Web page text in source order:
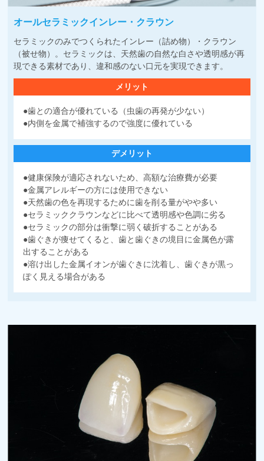
オールセラミックインレー・クラウン
セラミックのみでつくられたインレー（詰め物）・クラウン
（被せ物）。セラミックは、天然歯の自然な白さや透明感が再
現できる素材であり、違和感のない口元を実現できます。
メリット
●歯との適合が優れている（虫歯の再発が少ない）
●内側を金属で補強するので強度に優れている
デメリット
●健康保険が適応されないため、高額な治療費が必要
●金属アレルギーの方には使用できない
●天然歯の色を再現するために歯を削る量がやや多い
●セラミッククラウンなどに比べて透明感や色調に劣る
●セラミックの部分は衝撃に弱く破折することがある
●歯ぐきが痩せてくると、歯と歯ぐきの境目に金属色が露
出することがある
●溶け出した金属イオンが歯ぐきに沈着し、歯ぐきが黒っ
ぽく見える場合がある